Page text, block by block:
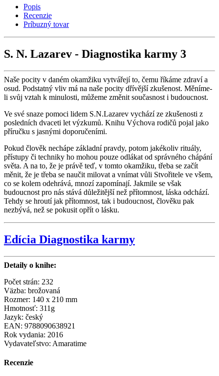
Popis
Recenzie
Príbuzný tovar
S. N. Lazarev - Diagnostika karmy 3
Naše pocity v daném okamžiku vytvářejí to, čemu říkáme zdraví a
osud. Podstatný vliv má na naše pocity dřívější zkušenost. Měníme-
li svůj vztah k minulosti, můžeme změnit současnost i budoucnost.
Ve své snaze pomoci lidem S.N.Lazarev vychází ze zkušenosti z
posledních dvaceti let výzkumů. Knihu Výchova rodičů pojal jako
příručku s jasnými doporučeními.
Pokud člověk nechápe základní pravdy, potom jakékoliv rituály,
přístupy či techniky ho mohou pouze odlákat od správného chápání
světa. A na to, že je právě teď, v tomto okamžiku, třeba se začít
měnit, že je třeba se naučit milovat a vnímat vůli Stvořitele ve všem,
co se kolem odehrává, mnozí zapomínají. Jakmile se však
budoucnost pro nás stává důležitější než přítomnost, láska odchází.
Tehdy se hroutí jak přítomnost, tak i budoucnost, člověku pak
nezbývá, než se pokusit opřít o lásku.
Edícia Diagnostika karmy
Detaily o knihe:
Počet strán: 232
Väzba: brožovaná
Rozmer: 140 x 210 mm
Hmotnosť: 311g
Jazyk: český
EAN: 9788090638921
Rok vydania: 2016
Vydavateľstvo: Amaratime
Recenzie